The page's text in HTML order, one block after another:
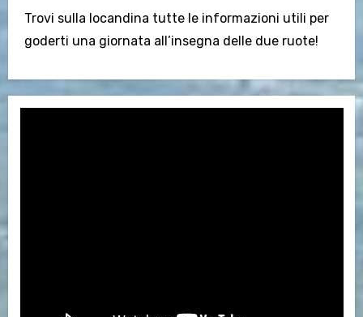
Trovi sulla locandina tutte le informazioni utili per
goderti una giornata all’insegna delle due ruote!